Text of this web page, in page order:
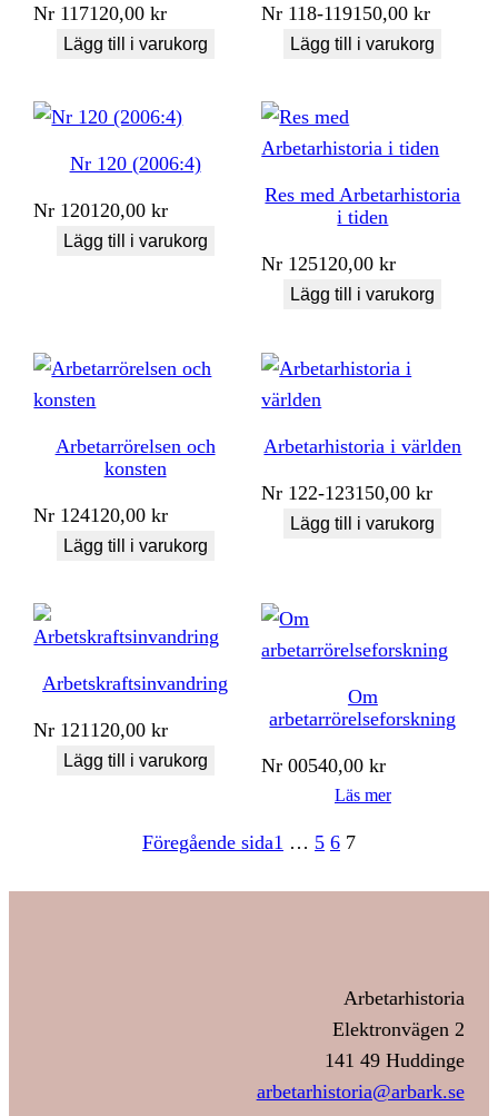
Nr 117120,00kr
Lägg till i varukorg
Nr 118-119150,00kr
Lägg till i varukorg
Nr 120 (2006:4)
Nr 120120,00kr
Lägg till i varukorg
Res med Arbetarhistoria
i tiden
Nr 125120,00kr
Lägg till i varukorg
Arbetarrörelsen och
konsten
Nr 124120,00kr
Lägg till i varukorg
Arbetarhistoria i världen
Nr 122-123150,00kr
Lägg till i varukorg
Arbetskraftsinvandring
Nr 121120,00kr
Lägg till i varukorg
Om
arbetarrörelseforskning
Nr 00540,00kr
Läs mer
Föregående sida1 … 5 6 7
Arbetarhistoria
Elektronvägen 2
141 49 Huddinge
arbetarhistoria@arbark.se